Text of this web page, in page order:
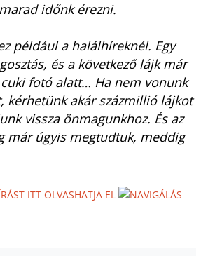
időnk érezni.
például a halálhíreknél. Egy
és a következő lájk már
fotó alatt… Ha nem vonunk
kérhetünk akár százmillió lájkot
vissza önmagunkhoz. És az
már úgyis megtudtuk, meddig
ITT OLVASHATJA EL